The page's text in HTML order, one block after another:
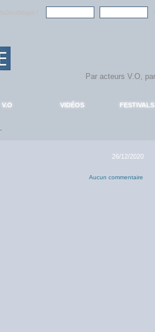
V.O VIDÉOS FESTIVALS
26/12/2020
Aucun commentaire